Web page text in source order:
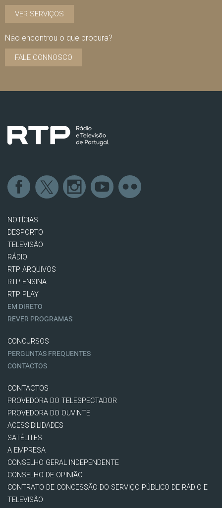
VER SERVIÇOS
Não encontrou o que procura?
FALE CONNOSCO
NOTÍCIAS
DESPORTO
TELEVISÃO
RÁDIO
RTP ARQUIVOS
RTP ENSINA
RTP PLAY
EM DIRETO
REVER PROGRAMAS
CONCURSOS
PERGUNTAS FREQUENTES
CONTACTOS
CONTACTOS
PROVEDORA DO TELESPECTADOR
PROVEDORA DO OUVINTE
ACESSIBILIDADES
SATÉLITES
A EMPRESA
CONSELHO GERAL INDEPENDENTE
CONSELHO DE OPINIÃO
CONTRATO DE CONCESSÃO DO SERVIÇO PÚBLICO DE RÁDIO E
TELEVISÃO